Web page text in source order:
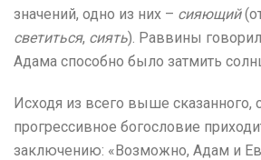
значений, одно из них – сияющий
светиться, сиять). Раввины
Адама способно было затмить
Исходя из всего выше сказанного,
прогрессивное богословие
заключению: «Возможно, Адам и